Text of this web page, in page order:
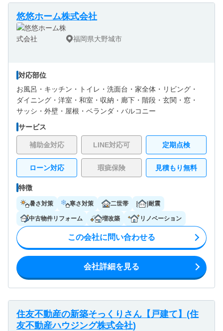
悠悠ホーム株式会社
福岡県大野城市
対応部位
お風呂・ キッチン・ トイレ・ 洗面台・ 家全体・ リビング・
ダイニング・ 洋室・ 和室・ 収納・ 廊下・ 階段・ 玄関・ 窓・
サッシ・ 外壁・ 屋根・ ベランダ・バルコニー
サービス
補助金対応 LINE対応可 定期点検
ローン対応 瑕疵保険 見積もり無料
特徴
暑さ対策 寒さ対策 二世帯 耐震
中古物件リフォーム 増改築 リノベーション
この会社に問い合わせる
会社詳細を見る
住友不動産の新築そっくりさん【戸建て】(住
友不動産ハウジング株式会社)